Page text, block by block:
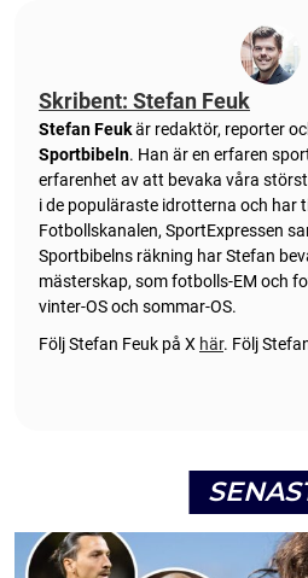
Skribent: Stefan Feuk
Stefan Feukär redaktör, reporter
Sportbibeln. Han är en erfaren
erfarenhet av att bevaka våra
i de populäraste idrotterna och har
Fotbollskanalen, SportExpressen
Sportbibelns räkning har Stefan
mästerskap, som fotbolls-EM och
vinter-OS och sommar-OS.
Följ Stefan Feuk på X här. Följ